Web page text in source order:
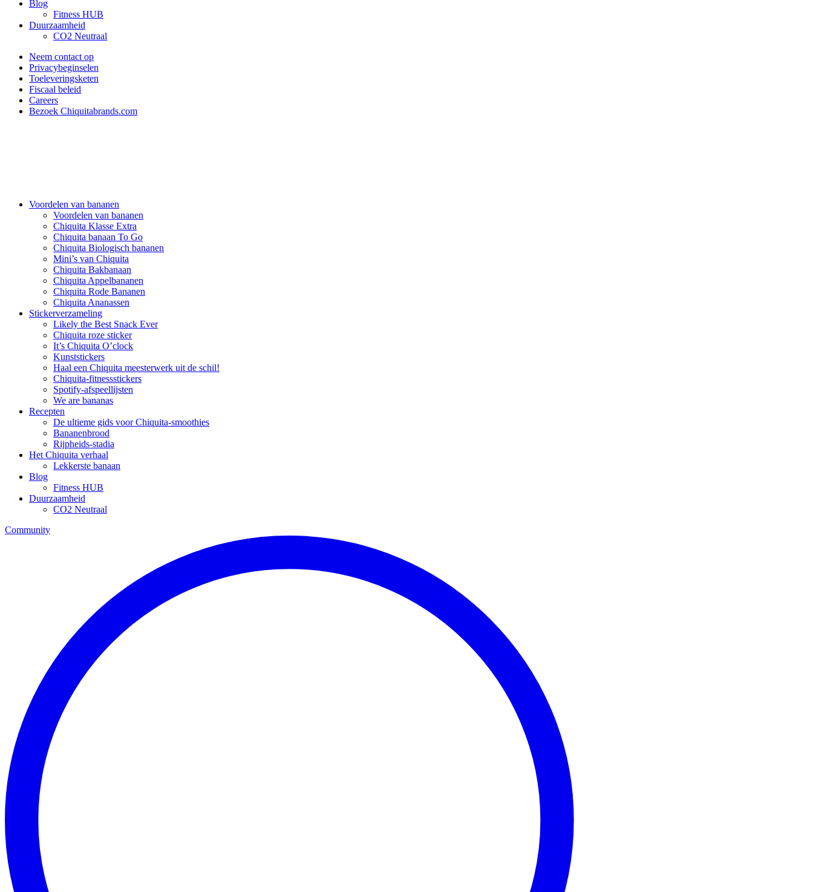
Blog
Fitness HUB
Duurzaamheid
CO2 Neutraal
Neem contact op
Privacybeginselen
Toeleveringsketen
Fiscaal beleid
Careers
Bezoek Chiquitabrands.com
Voordelen van bananen
Voordelen van bananen
Chiquita Klasse Extra
Chiquita banaan To Go
Chiquita Biologisch bananen
Mini’s van Chiquita
Chiquita Bakbanaan
Chiquita Appelbananen
Chiquita Rode Bananen
Chiquita Ananassen
Stickerverzameling
Likely the Best Snack Ever
Chiquita roze sticker
It’s Chiquita O’clock
Kunststickers
Haal een Chiquita meesterwerk uit de schil!
Chiquita-fitnessstickers
Spotify-afspeellijsten
We are bananas
Recepten
De ultieme gids voor Chiquita-smoothies
Bananenbrood
Rijpheids-stadia
Het Chiquita verhaal
Lekkerste banaan
Blog
Fitness HUB
Duurzaamheid
CO2 Neutraal
Community